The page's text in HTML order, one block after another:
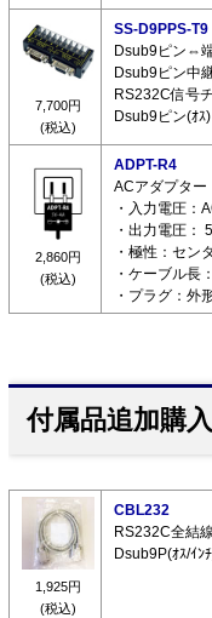
7,700円
(税込)
SS-D9PPS-T9
Dsub9ピン⇔
Dsub9ピン中
RS232C信号
Dsub9ピン(ｵ
2,860円
(税込)
ADPT-R4
ACアダプター
・入力電圧：
・出力電圧：
・極性：セン
・ケーブル長
・プラグ：
付属品追加購入
1,925円
(税込)
CBL232
RS232C全結
Dsub9P(ｵｽ/ｲ